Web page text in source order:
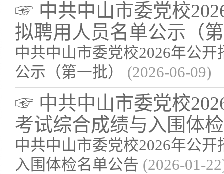
☞ 中共中山市委党校
拟聘用人员名单公示（
中共中山市委党校2026年公
公示（第一批） (2026-06-09)
☞ 中共中山市委党校
考试综合成绩与入围体
中共中山市委党校2026年公
入围体检名单公告 (2026-01-